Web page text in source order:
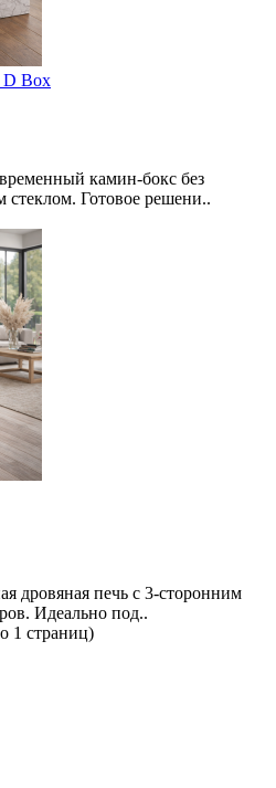
D Box
камин-бокс без
стеклом. Готовое решени..
дровяная печь с 3-сторонним
Идеально под..
1 страниц)